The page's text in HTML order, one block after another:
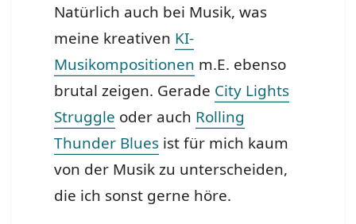
Natürlich auch bei Musik, was
meine kreativen KI-
Musikompositionen m.E. ebenso
brutal zeigen. Gerade City Lights
Struggle oder auch Rolling
Thunder Blues ist für mich kaum
von der Musik zu unterscheiden,
die ich sonst gerne höre.